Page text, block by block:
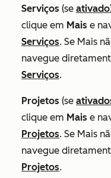
Serviços (se ativado
clique em Mais e
Serviços. Se Mais
navegue
Serviços.
Projetos (se
clique em Mais e
Projetos. Se Mais
navegue
Projetos.